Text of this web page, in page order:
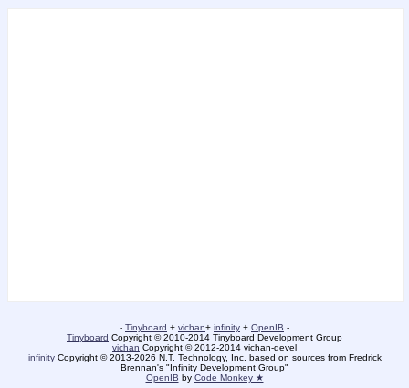
- Tinyboard + vichan+ infinity + OpenIB -
Tinyboard Copyright © 2010-2014 Tinyboard Development Group
vichan Copyright © 2012-2014 vichan-devel
infinityCopyright © 2013-2026 N.T. Technology, Inc. based on sources from Fredrick
Brennan's "Infinity Development Group"
OpenIB by Code Monkey ★